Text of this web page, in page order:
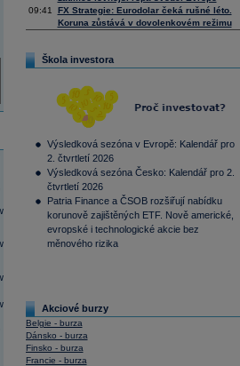
09:41
FX Strategie: Eurodolar čeká rušné léto.
Koruna zůstává v dovolenkovém režimu
Škola investora
Výsledková sezóna v Evropě: Kalendář pro
2. čtvrtletí 2026
Výsledková sezóna Česko: Kalendář pro 2.
čtvrtletí 2026
Patria Finance a ČSOB rozšiřují nabídku
korunově zajištěných ETF. Nově americké,
evropské i technologické akcie bez
měnového rizika
Akciové burzy
Belgie - burza
Dánsko - burza
Finsko - burza
Francie - burza